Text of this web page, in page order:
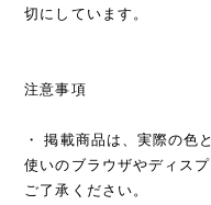
切にしています。
注意事項
・ 掲載商品は、実際の色
使いのブラウザやディス
ご了承ください。